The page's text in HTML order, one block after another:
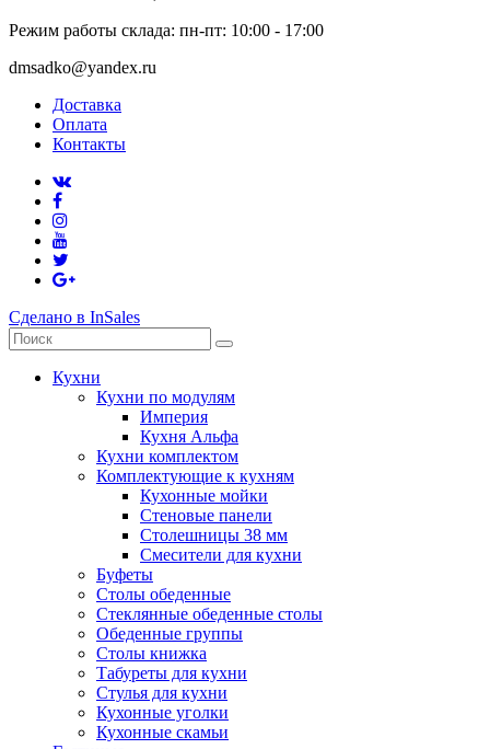
Режим работы склада: пн-пт: 10:00 - 17:00
dmsadko@yandex.ru
Доставка
Оплата
Контакты
Сделано в InSales
Кухни
Кухни по модулям
Империя
Кухня Альфа
Кухни комплектом
Комплектующие к кухням
Кухонные мойки
Стеновые панели
Столешницы 38 мм
Смесители для кухни
Буфеты
Столы обеденные
Стеклянные обеденные столы
Обеденные группы
Столы книжка
Табуреты для кухни
Стулья для кухни
Кухонные уголки
Кухонные скамьи